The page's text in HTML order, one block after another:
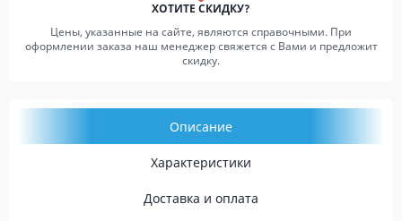
ХОТИТЕ СКИДКУ?
Цены, указанные на сайте, являются справочными. При
оформлении заказа наш менеджер свяжется с Вами и предложит
скидку.
Описание
Характеристики
Доставка и оплата